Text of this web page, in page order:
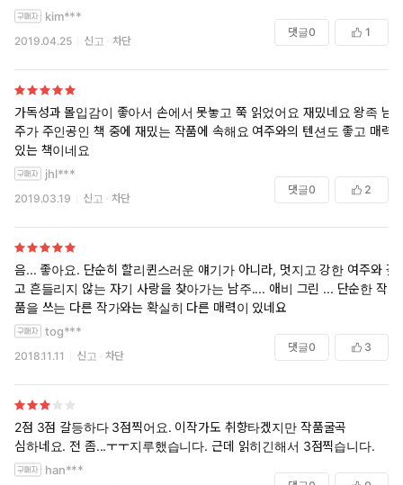
kim***
2019.04.25 신고 차단
댓글0 1
가독성과 몰입감이 좋아서 손에서 못놓고 쭉 읽었어요 재밌네요 왕족 남
주가 주인공인 책 중에 재밌는 작품에 속해요 여주와의 텐션도 좋고 매력
있는 책이네요
jhl***
2019.03.19 신고 차단
댓글0 2
음... 좋아요. 단순히 할리퀸스러운 얘기가 아니라, 멋지고 강한 여주와 깊
고 흔들리지 않는 자기 사랑을 찾아가는 남주.... 애비 그린 ... 단순한 작
품을 쓰는 다른 작가와는 확실히 다른 매력이 있네요
tog***
2018.11.11 신고 차단
댓글0 3
2점 3점 갈등하다 3점찍어요. 이작가도 취향타겠지만 작품굴곡
심하네요. 전 좀...ㅜㅜ지루했습니다. 근데 읽히긴해서 3점찍습니다.
han***